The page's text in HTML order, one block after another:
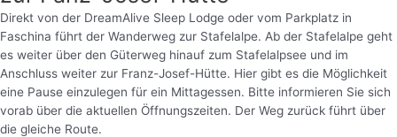
Direkt von der DreamAlive Sleep Lodge oder vom Parkplatz in
Faschina führt der Wanderweg zur Stafelalpe. Ab der Stafelalpe geht
es weiter über den Güterweg hinauf zum Stafelalpsee und im
Anschluss weiter zur Franz-Josef-Hütte. Hier gibt es die Möglichkeit
eine Pause einzulegen für ein Mittagessen. Bitte informieren Sie sich
vorab über die aktuellen Öffnungszeiten. Der Weg zurück führt über
die gleiche Route.